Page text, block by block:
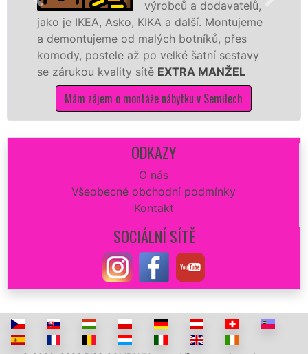
výrobců a dodavatelů,
IKEA, Asko, KIKA a další. Montujeme
od malých botníků, přes
postele až po velké šatní sestavy
kvality sítěEXTRA MANŽEL
zájem o montáže nábytku v Semilech
různých
ODKAZY
O nás
Všeobecné obchodní podmínky
Kontakt
SOCIÁLNÍ SÍTĚ